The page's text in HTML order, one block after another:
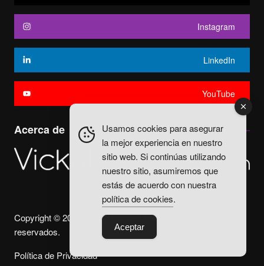
Instagram
LinkedIn
YouTube
Acerca de
Copyright © 2025. Vicky Fuentes Todos los derechos
reservados.
Política de Privacidad
Usamos cookies para asegurar
la mejor experiencia en nuestro
sitio web. Si continúas utilizando
nuestro sitio, asumiremos que
estás de acuerdo con nuestra
política de cookies.
Aceptar